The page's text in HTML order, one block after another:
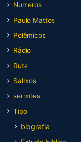
Numeros
Paulo Mattos
Polêmicos
Rádio
Rute
Salmos
sermões
Tipo
biografia